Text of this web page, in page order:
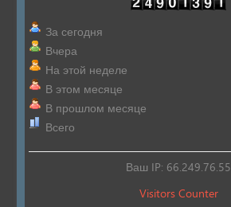
За сегодня
Вчера
На этой неделе
В этом месяце
В прошлом месяце
Всего
Ваш IP: 66.249.76.55
Visitors Counter